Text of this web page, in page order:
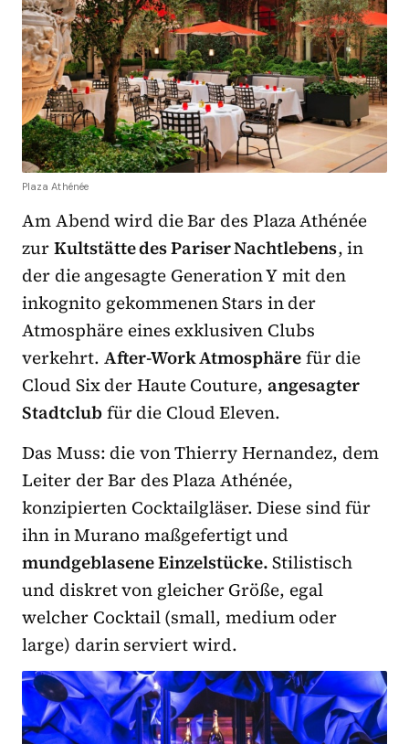
Plaza Athénée
Am Abend wird die Bar des Plaza Athénée
zurKultstätte des Pariser Nachtlebens, in
der die angesagte Generation Y mit den
inkognito gekommenen Stars in der
Atmosphäre eines exklusiven Clubs
verkehrt. After-Work Atmosphärefür die
Cloud Six der Haute Couture,angesagter
Stadtclubfür die Cloud Eleven.
Das Muss: die von Thierry Hernandez, dem
Leiter der Bar des Plaza Athénée,
konzipierten Cocktailgläser. Diese sind für
ihn in Murano maßgefertigt und
mundgeblasene Einzelstücke.Stilistisch
und diskret von gleicher Größe, egal
welcher Cocktail (small, medium oder
large) darin serviert wird.